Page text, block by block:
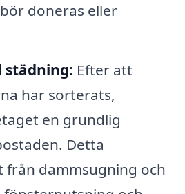
doneras eller
städning: Efter att
har sorterats,
en grundlig
Detta
från dammsugning och